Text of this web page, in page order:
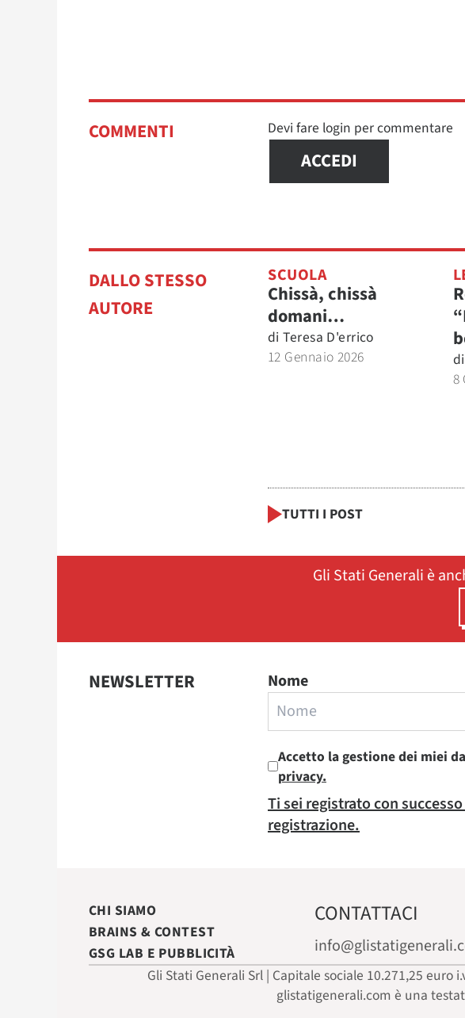
COMMENTI Devi fare login per commentare
ACCEDI
DALLO STESSO
AUTORE
SCUOLA
Chissà, chissà
domani…
di Teresa D'errico
12 Gennaio 2026
di
8
TUTTI I POST
Gli Stati Generali è
NEWSLETTER Nome
Accetto la gestione dei miei
privacy.
Ti sei registrato con
registrazione.
CHI SIAMO
BRAINS & CONTEST
GSG LAB E PUBBLICITÀ
CONTATTACI
Gli Stati Generali Srl | Capitale sociale 10.271,25 euro
glistatigenerali.com è una